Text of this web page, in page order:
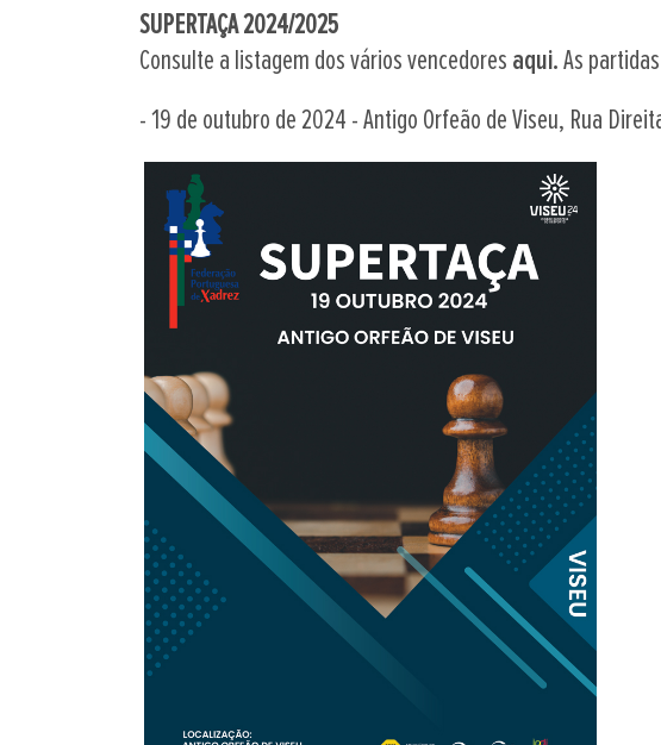
SUPERTAÇA 2024/2025
Consulte a listagem dos vários vencedores aqui. As
- 19 de outubro de 2024 - Antigo Orfeão de Viseu, Rua